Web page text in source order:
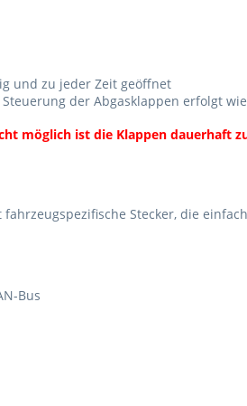
und zu jeder Zeit geöffnet
der Abgasklappen erfolgt
möglich ist die Klappen dauerhaft
Stecker, die
Bus